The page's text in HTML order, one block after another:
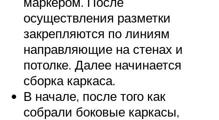
осуществления разметки
закрепляются по линиям
направляющие на стенах и
потолке. Далее начинается
сборка каркаса.
В начале, после того как
собрали боковые каркасы,